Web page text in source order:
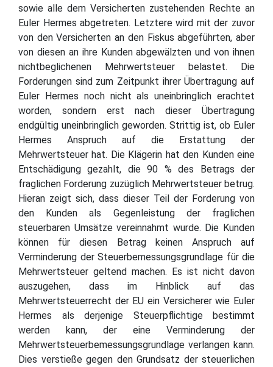
sowie alle dem Versicherten zustehenden Rechte an
Euler Hermes abgetreten. Letztere wird mit der zuvor
von den Versicherten an den Fiskus abgeführten, aber
von diesen an ihre Kunden abgewälzten und von ihnen
nichtbeglichenen Mehrwertsteuer belastet. Die
Forderungen sind zum Zeitpunkt ihrer Übertragung auf
Euler Hermes noch nicht als uneinbringlich erachtet
worden, sondern erst nach dieser Übertragung
endgültig uneinbringlich geworden. Strittig ist, ob Euler
Hermes Anspruch auf die Erstattung der
Mehrwertsteuer hat. Die Klägerin hat den Kunden eine
Entschädigung gezahlt, die 90 % des Betrags der
fraglichen Forderung zuzüglich Mehrwertsteuer betrug.
Hieran zeigt sich, dass dieser Teil der Forderung von
den Kunden als Gegenleistung der fraglichen
steuerbaren Umsätze vereinnahmt wurde. Die Kunden
können für diesen Betrag keinen Anspruch auf
Verminderung der Steuerbemessungsgrundlage für die
Mehrwertsteuer geltend machen. Es ist nicht davon
auszugehen, dass im Hinblick auf das
Mehrwertsteuerrecht der EU ein Versicherer wie Euler
Hermes als derjenige Steuerpflichtige bestimmt
werden kann, der eine Verminderung der
Mehrwertsteuerbemessungsgrundlage verlangen kann.
Dies verstieße gegen den Grundsatz der steuerlichen